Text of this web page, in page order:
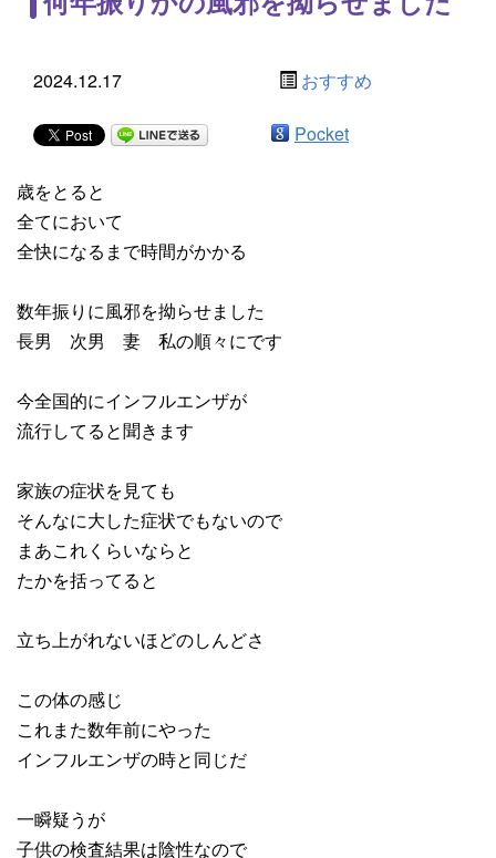
2024.12.17 おすすめ
Pocket
歳をとると
全てにおいて
全快になるまで時間がかかる
数年振りに風邪を拗らせました
長男 次男 妻 私の順々にです
今全国的にインフルエンザが
流行してると聞きます
家族の症状を見ても
そんなに大した症状でもないので
まあこれくらいならと
たかを括ってると
立ち上がれないほどのしんどさ
この体の感じ
これまた数年前にやった
インフルエンザの時と同じだ
一瞬疑うが
子供の検査結果は陰性なので